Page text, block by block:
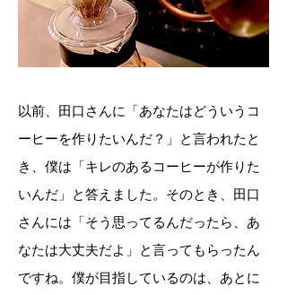
指す
以前、田口さんに「あなたはどういうコ
ーヒーを作りたいんだ？」と言われたと
き、僕は「キレのあるコーヒーが作りた
いんだ」と答えました。そのとき、田口
さんには「そう思ってるんだったら、あ
なたは大丈夫だよ」と言ってもらったん
ですね。僕が目指しているのは、あとに